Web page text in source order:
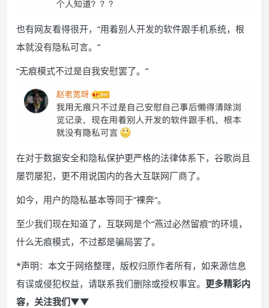
也有网友看得很开，“用着别人开发的软件跟手机系统，根
本就没有隐私可言。”
“无痕模式不过是自我安慰罢了。”
在对于数据安全和隐私保护更严格的法律体系下，谷歌尚且
屡罚屡犯，更不用说国内的各大互联网厂商了。
如今，用户的隐私基本等同于”裸奔“。
至少我们现在知道了，互联网是个“燕过必然留痕”的环境，
什么无痕模式，不过都是骗局罢了。
*声明：本文于网络整理，版权归原作者所有，如来源信息
有误或侵犯权益，请联系我们删除或授权事宜。 更多精彩内
容，关注我们▼▼